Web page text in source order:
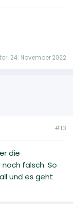
24. November 2022
#13
die
falsch. So
und es geht